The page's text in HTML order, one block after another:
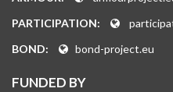
PARTICIPATION:
BOND:
bond-project.eu
FUNDED BY